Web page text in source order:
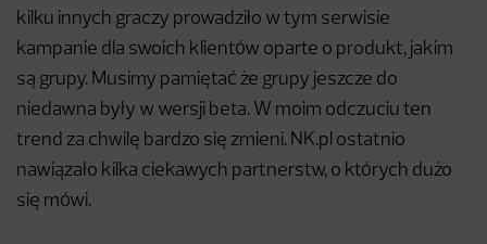
kilku innych graczy prowadziło w tym serwisie
kampanie dla swoich klientów oparte o produkt, jakim
są grupy. Musimy pamiętać że grupy jeszcze do
niedawna były w wersji beta. W moim odczuciu ten
trend za chwilę bardzo się zmieni. NK.pl ostatnio
nawiązało kilka ciekawych partnerstw, o których dużo
się mówi.